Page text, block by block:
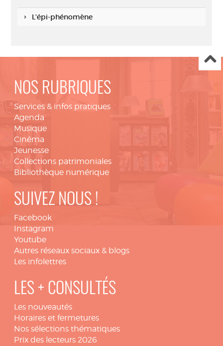
L’épi-phénomène
NOS RUBRIQUES
Services & infos pratiques
Agenda
Musique
Cinéma
Jeunesse
Collections patrimoniales
Bibliothèque numérique
SUIVEZ NOUS !
Facebook
Instagram
Youtube
Autres réseaux sociaux & blogs
Les infolettres
LES + CONSULTÉS
Les nouveautés
Horaires et fermetures
Nos sélections thématiques
Prix des lecteurs 2026